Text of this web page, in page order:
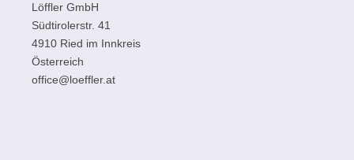
Löffler GmbH
Südtirolerstr. 41
4910 Ried im Innkreis
Österreich
office@loeffler.at